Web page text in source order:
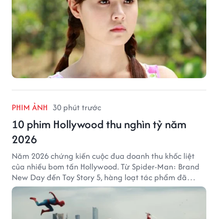
PHIM ẢNH 30 phút trước
10 phim Hollywood thu nghìn tỷ năm
2026
Năm 2026 chứng kiến cuộc đua doanh thu khốc liệt
của nhiều bom tấn Hollywood. Từ Spider-Man: Brand
New Day đến Toy Story 5, hàng loạt tác phẩm đã
mang về hàng chục nghìn tỷ đồng và tạo nên những
cột mốc đáng nhớ tại phòng vé toàn cầu.